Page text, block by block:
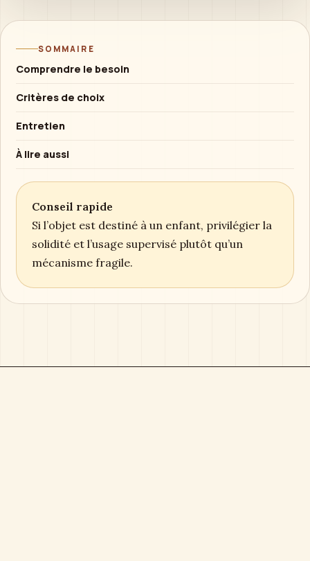
SOMMAIRE
Comprendre le besoin
Critères de choix
Entretien
À lire aussi
Conseil rapide
Si l’objet est destiné à un enfant, privilégier la
solidité et l’usage supervisé plutôt qu’un
mécanisme fragile.